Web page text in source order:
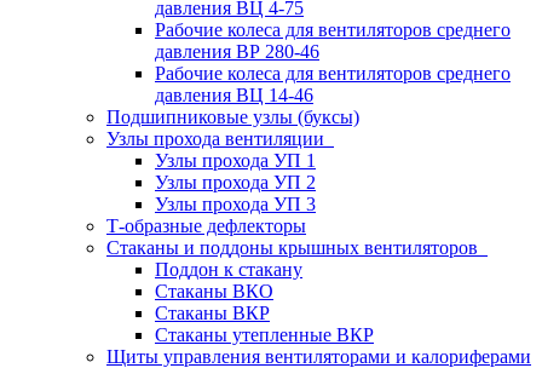
давления ВЦ 4-75
Рабочие колеса для вентиляторов среднего
давления ВР 280-46
Рабочие колеса для вентиляторов среднего
давления ВЦ 14-46
Подшипниковые узлы (буксы)
Узлы прохода вентиляции
Узлы прохода УП 1
Узлы прохода УП 2
Узлы прохода УП 3
Т-образные дефлекторы
Стаканы и поддоны крышных вентиляторов
Поддон к стакану
Стаканы ВКО
Стаканы ВКР
Стаканы утепленные ВКР
Щиты управления вентиляторами и калориферами